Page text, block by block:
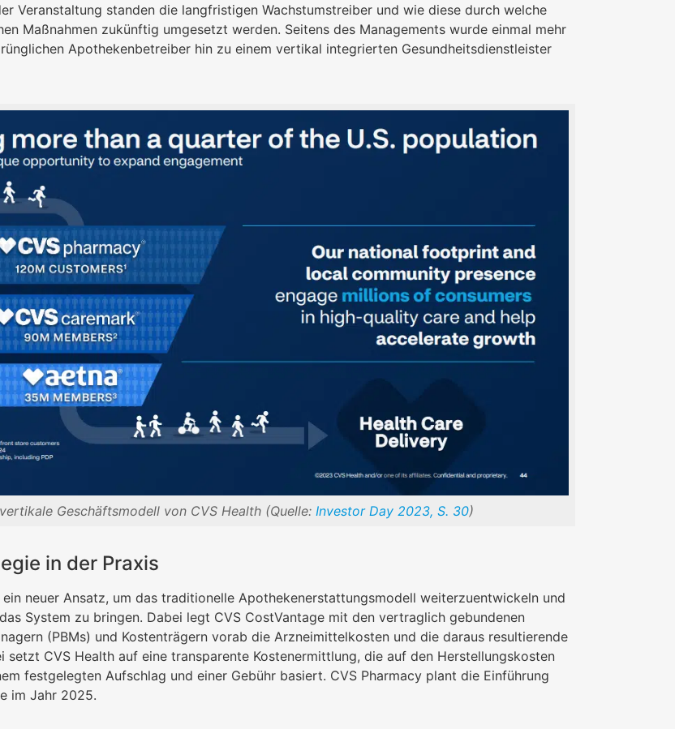
Veranstaltung standen die langfristigen Wachstumstreiber und wie diese durch welche
Maßnahmen zukünftig umgesetzt werden. Seitens des Managements wurde einmal mehr
Apothekenbetreiber hin zu einem vertikal integrierten Gesundheitsdienstleister
Geschäftsmodell von CVS Health (Quelle:Investor Day 2023, S. 30)
in der Praxis
neuer Ansatz, um das traditionelle Apothekenerstattungsmodell weiterzuentwickeln und
System zu bringen. Dabei legt CVS CostVantage mit den vertraglich gebundenen
(PBMs) und Kostenträgern vorab die Arzneimittelkosten und die daraus resultierende
setzt CVS Health auf eine transparente Kostenermittlung, die auf den Herstellungskosten
festgelegten Aufschlag und einer Gebühr basiert. CVS Pharmacy plant die Einführung
im Jahr 2025.